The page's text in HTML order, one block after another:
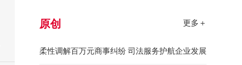
原创 更多＋
柔性调解百万元商事纠纷 司法服务护航企业发展